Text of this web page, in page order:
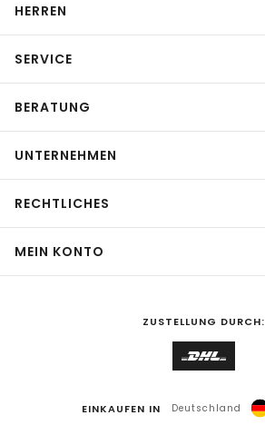
HERREN
SERVICE
BERATUNG
UNTERNEHMEN
RECHTLICHES
MEIN KONTO
ZUSTELLUNG DURCH:
EINKAUFEN IN Deutschland